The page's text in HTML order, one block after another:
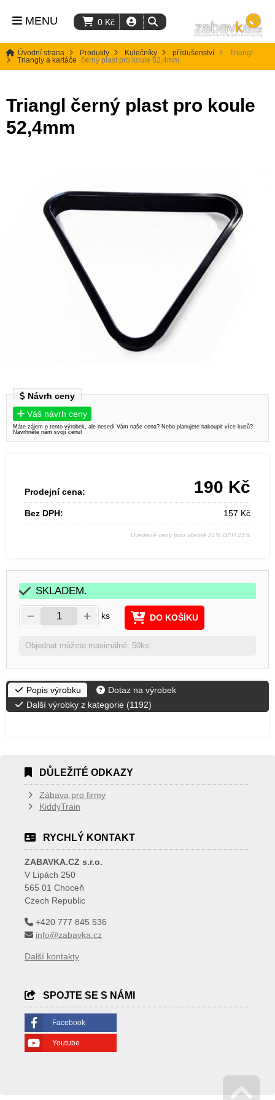
0 Kč
MENU
Úvodní strana Produkty Kulečníky
příslušenství
Triangly a kartáče
Triangl
černý plast pro koule 52,4mm
Triangl černý plast pro koule
52,4mm
Návrh ceny
Váš návrh ceny
Máte zájem o tento výrobek, ale nesedí Vám naše cena? Nebo planujete nakoupit více kusů?
Navrhněte nám svojí cenu!
Prodejní cena: 190 Kč
Bez DPH: 157 Kč
Uvedené ceny jsou včetně 21% DPH 21%
SKLADEM.
ks DO KOŠÍKU
Objednat můžete maximálně: 50ks
Popis výrobku
Dotaz na výrobek
Další výrobky z kategorie (1192)
DŮLEŽITÉ ODKAZY
Zábava pro firmy
KiddyTrain
RYCHLÝ KONTAKT
ZABAVKA.CZ s.r.o.
V Lipách 250
565 01 Choceň
Czech Republic
+420 777 845 536
info@zabavka.cz
Další kontakty
SPOJTE SE S NÁMI
Facebook
Youtube